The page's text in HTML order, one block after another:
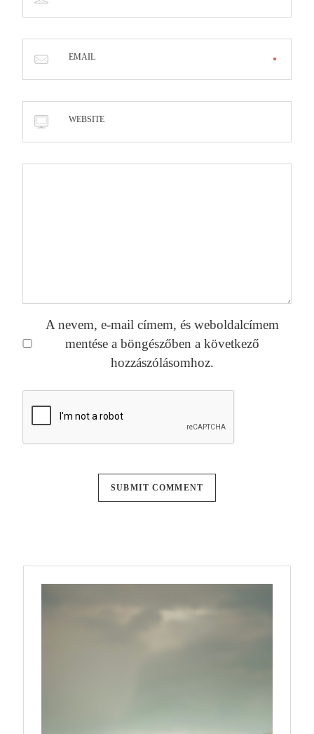
EMAIL
WEBSITE
A nevem, e-mail címem, és weboldalcímem
mentése a böngészőben a következő
hozzászólásomhoz.